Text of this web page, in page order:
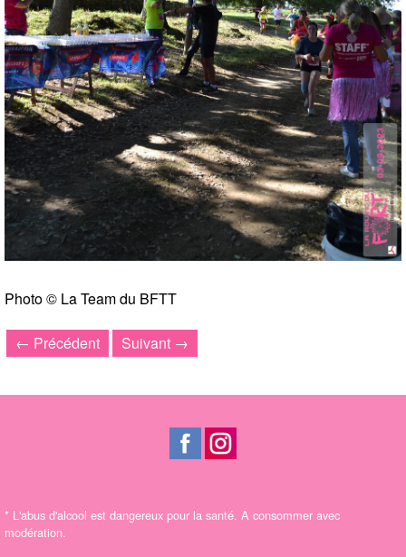
Photo © La Team du BFTT
← Précédent Suivant →
* L'abus d'alcool est dangereux pour la santé. A consommer avec
modération.